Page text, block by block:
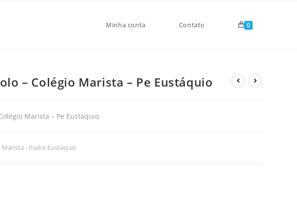
Minha conta Contato 0
– Colégio Marista – Pe Eustáquio
Marista – Pe Eustáquio
Marista - Padre Eustáquio